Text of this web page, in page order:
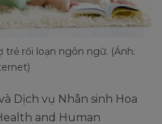
trẻ rối loạn ngôn ngữ. (Ảnh:
Dịch vụ Nhân sinh Hoa
and Human